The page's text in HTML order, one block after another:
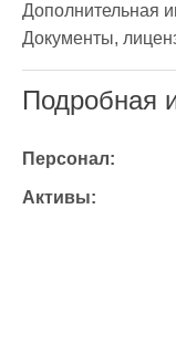
Дополнительная информация
Подробная
Персонал:
Активы: